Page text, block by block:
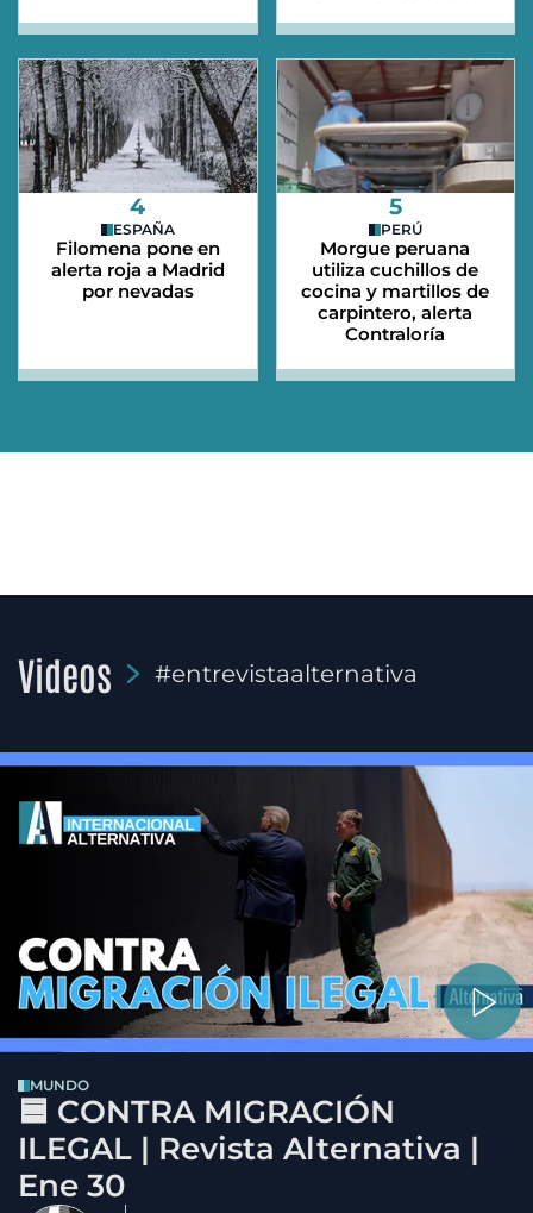
4
ESPAÑA
Filomena pone en
alerta roja a Madrid
por nevadas
5
PERÚ
Morgue peruana
utiliza cuchillos de
cocina y martillos de
carpintero, alerta
Contraloría
Videos #entrevistaalternativa
MUNDO
🟦 CONTRA MIGRACIÓN
ILEGAL | Revista Alternativa |
Ene 30